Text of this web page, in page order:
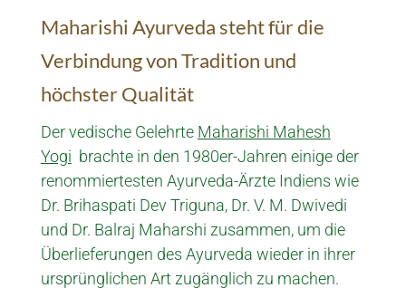
Maharishi Ayurveda steht für die
Verbindung von Tradition und
höchster Qualität
Der vedische Gelehrte Maharishi Mahesh
Yogi brachte in den 1980er-Jahren einige der
renom­­miertesten Ayurveda-Ärzte Indiens wie
Dr. Brihaspati Dev Triguna, Dr. V. M. Dwivedi
und Dr. Balraj Maharshi zusammen, um die
Über­­lieferungen des Ayurveda wieder in ihrer
ur­sprüng­lichen Art zugänglich zu machen.